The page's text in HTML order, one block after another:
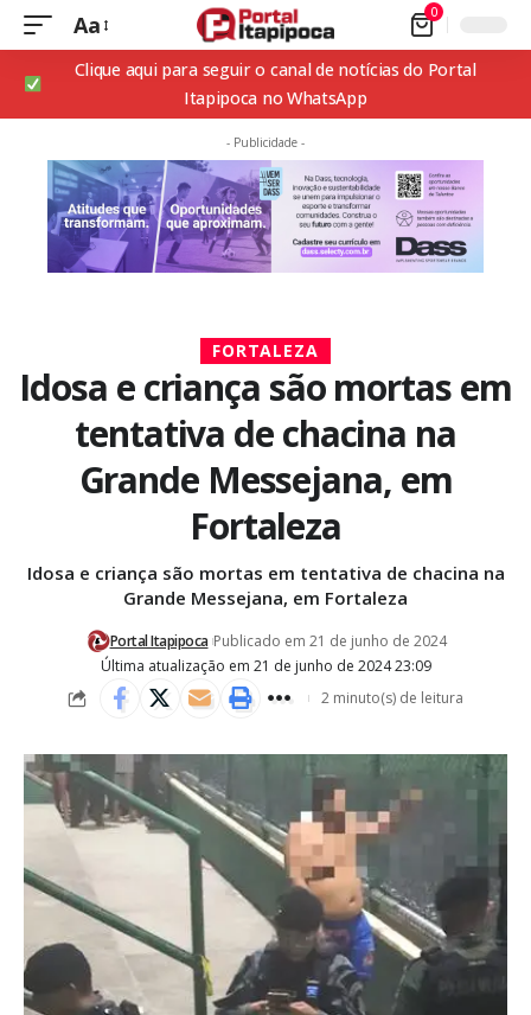
Aa 0
Clique aqui para seguir o canal de notícias do Portal
Itapipoca no WhatsApp
- Publicidade -
FORTALEZA
Idosa e criança são mortas em
tentativa de chacina na
Grande Messejana, em
Fortaleza
Idosa e criança são mortas em tentativa de chacina na
Grande Messejana, em Fortaleza
Última atualização em 21 de junho de 2024 23:09
Portal Itapipoca Publicado em 21 de junho de 2024
2 minuto(s) de leitura